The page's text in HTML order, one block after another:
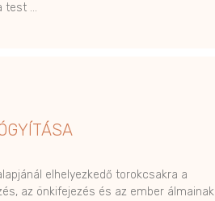
test …
elhelyezkedő torokcsakra a
az önkifejezés és az ember álmainak